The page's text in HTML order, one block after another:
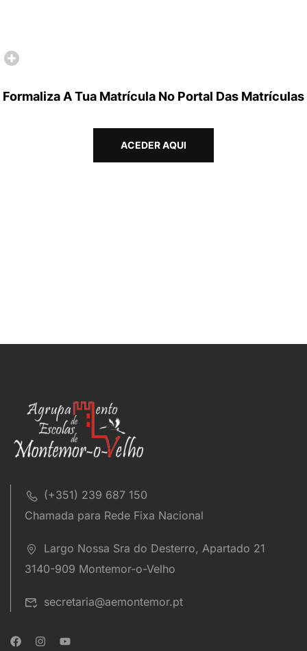
Formaliza A Tua Matrícula No Portal Das Matrículas
ACEDER AQUI
(+351) 239 687 150
Chamada para Rede Fixa Nacional
Largo Nossa Sra do Desterro, Apartado 21
3140-909 Montemor-o-Velho
secretaria@aemontemor.pt